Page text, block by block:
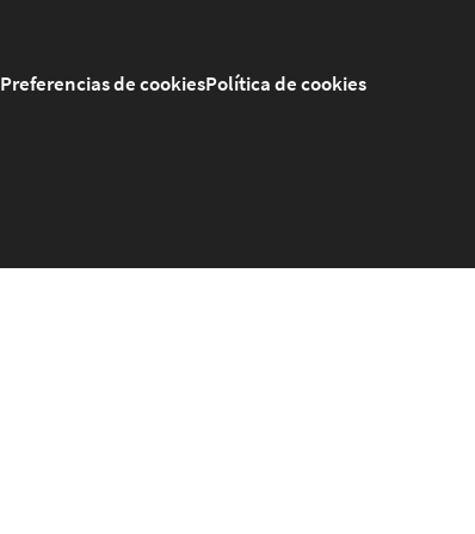
Preferencias de cookiesPolítica de cookies